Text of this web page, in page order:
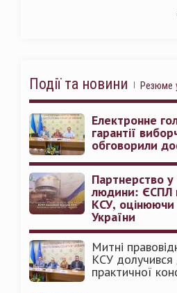
Події та новини Резюме
Електронне
гарантії
обговорили
Партнерство
людини: ЄСПЛ
КСУ,
України
Митні
КСУ
практичної